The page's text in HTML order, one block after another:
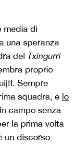
media di
una speranza
del Txingurri
proprio
Sempre
squadra, e lo
campo senza
la prima volta
un discorso